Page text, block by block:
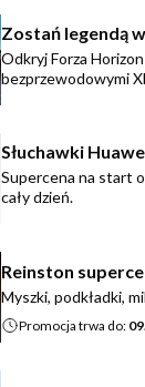
Zostań legendą
Odkryj Forza
bezprzewodowymi
Słuchawki
Supercena na start
cały dzień.
Reinston
Myszki, podkładki,
Promocja trwa do: